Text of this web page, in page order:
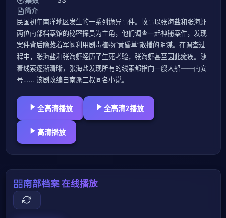
简介
民国初年南洋地区发生的一系列诡异事件。故事以张海盐和张海虾
两位南部档案馆的秘密探员为主角，他们调查一起神秘案件，发现
案件背后隐藏着军阀利用剧毒植物“黄昏草”散播的阴谋。在调查过
程中，张海盐和张海虾经历了生死考验，张海虾甚至因此瘫痪。随
着线索逐渐清晰，张海盐发现所有的线索都指向一艘大船——南安
号…… 该剧改编自南派三叔同名小说。
全高清播放 全高清2播放
高清播放
南部档案 在线播放